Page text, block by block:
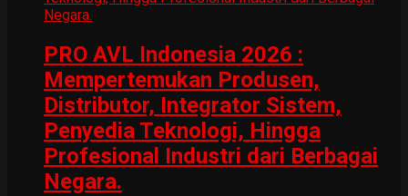
PRO AVL Indonesia 2026 :
Mempertemukan Produsen,
Distributor, Integrator Sistem,
Penyedia Teknologi, Hingga
Profesional Industri dari Berbagai
Negara.